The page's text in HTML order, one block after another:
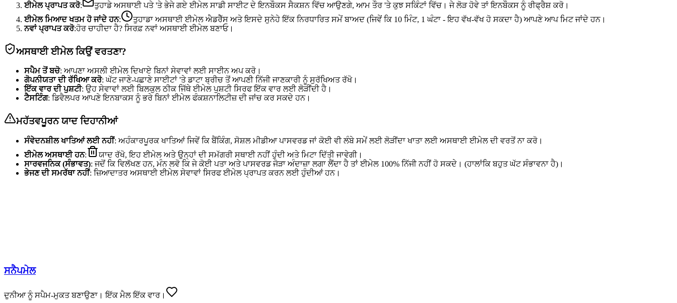
ਈਮੇਲ ਪ੍ਰਾਪਤ ਕਰੋ:
ਤੁਹਾਡੇ ਅਸਥਾਈ ਪਤੇ 'ਤੇ ਭੇਜੇ ਗਏ ਈਮੇਲ ਸਾਡੀ ਸਾਈਟ ਦੇ ਇਨਬੌਕਸ ਸੈਕਸ਼ਨ ਵਿੱਚ ਆਉਣਗੇ, ਆਮ ਤੌਰ 'ਤੇ ਕੁਝ ਸਕਿੰਟਾਂ ਵਿੱਚ। ਜੇ ਲੋੜ ਹੋਵੇ ਤਾਂ ਇਨਬੌਕਸ ਨੂੰ ਰੀਫ੍ਰੈਸ਼ ਕਰੋ।
ਈਮੇਲ ਮਿਆਦ ਖਤਮ ਹੋ ਜਾਂਦੇ ਹਨ:
ਤੁਹਾਡਾ ਅਸਥਾਈ ਈਮੇਲ ਐਡਰੈੱਸ ਅਤੇ ਇਸਦੇ ਸੁਨੇਹੇ ਇੱਕ ਨਿਰਧਾਰਿਤ ਸਮੇਂ ਬਾਅਦ (ਜਿਵੇਂ ਕਿ 10 ਮਿੰਟ, 1 ਘੰਟਾ - ਇਹ ਵੱਖ-ਵੱਖ ਹੋ ਸਕਦਾ ਹੈ) ਆਪਣੇ ਆਪ ਮਿਟ ਜਾਂਦੇ ਹਨ।
ਨਵਾਂ ਪ੍ਰਾਪਤ ਕਰੋ:ਹੋਰ ਚਾਹੀਦਾ ਹੈ? ਸਿਰਫ਼ ਨਵਾਂ ਅਸਥਾਈ ਈਮੇਲ ਬਣਾਓ।
ਅਸਥਾਈ ਈਮੇਲ ਕਿਉਂ ਵਰਤਣਾ?
ਸਪੈਮ ਤੋਂ ਬਚੋ: ਆਪਣਾ ਅਸਲੀ ਈਮੇਲ ਦਿਖਾਏ ਬਿਨਾਂ ਸੇਵਾਵਾਂ ਲਈ ਸਾਈਨ ਅਪ ਕਰੋ।
ਗੋਪਨੀਯਤਾ ਦੀ ਰੱਖਿਆ ਕਰੋ: ਘੱਟ ਜਾਣੇ-ਪਛਾਣੇ ਸਾਈਟਾਂ 'ਤੇ ਡਾਟਾ ਬ੍ਰੀਚ ਤੋਂ ਆਪਣੀ ਨਿੱਜੀ ਜਾਣਕਾਰੀ ਨੂੰ ਸੁਰੱਖਿਅਤ ਰੱਖੋ।
ਇੱਕ ਵਾਰ ਦੀ ਪੁਸ਼ਟੀ: ਉਹ ਸੇਵਾਵਾਂ ਲਈ ਬਿਲਕੁਲ ਠੀਕ ਜਿੱਥੇ ਈਮੇਲ ਪੁਸ਼ਟੀ ਸਿਰਫ ਇੱਕ ਵਾਰ ਲਈ ਲੋੜੀਂਦੀ ਹੈ।
ਟੈਸਟਿੰਗ: ਡਿਵੈਲਪਰ ਆਪਣੇ ਇਨਬਾਕਸ ਨੂੰ ਭਰੇ ਬਿਨਾਂ ਈਮੇਲ ਫੰਕਸ਼ਨਾਲਿਟੀਜ਼ ਦੀ ਜਾਂਚ ਕਰ ਸਕਦੇ ਹਨ।
ਮਹੱਤਵਪੂਰਨ ਯਾਦ ਦਿਹਾਨੀਆਂ
ਸੰਵੇਦਨਸ਼ੀਲ ਖਾਤਿਆਂ ਲਈ ਨਹੀਂ: ਅਹੰਕਾਰਪੂਰਕ ਖਾਤਿਆਂ ਜਿਵੇਂ ਕਿ ਬੈਂਕਿੰਗ, ਸੋਸ਼ਲ ਮੀਡੀਆ ਪਾਸਵਰਡ ਜਾਂ ਕੋਈ ਵੀ ਲੰਬੇ ਸਮੇਂ ਲਈ ਲੋੜੀਂਦਾ ਖਾਤਾ ਲਈ ਅਸਥਾਈ ਈਮੇਲ ਦੀ ਵਰਤੋਂ ਨਾ ਕਰੋ।
ਈਮੇਲ ਅਸਥਾਈ ਹਨ:
ਯਾਦ ਰੱਖੋ, ਇਹ ਈਮੇਲ ਅਤੇ ਉਨ੍ਹਾਂ ਦੀ ਸਮੱਗਰੀ ਸਥਾਈ ਨਹੀਂ ਹੁੰਦੀ ਅਤੇ ਮਿਟਾ ਦਿੱਤੀ ਜਾਵੇਗੀ।
ਸਾਰਵਜਨਿਕ (ਸੰਭਾਵਤ): ਜਦੋਂ ਕਿ ਵਿਲੱਖਣ ਹਨ, ਮੰਨ ਲਵੋ ਕਿ ਜੇ ਕੋਈ ਪਤਾ ਅਤੇ ਪਾਸਵਰਡ ਜੋੜਾ ਅੰਦਾਜ਼ਾ ਲਗਾ ਲੈਂਦਾ ਹੈ ਤਾਂ ਈਮੇਲ 100% ਨਿੱਜੀ ਨਹੀਂ ਹੋ ਸਕਦੇ। (ਹਾਲਾਂਕਿ ਬਹੁਤ ਘੱਟ ਸੰਭਾਵਨਾ ਹੈ)।
ਭੇਜਣ ਦੀ ਸਮਰੱਥਾ ਨਹੀਂ: ਜ਼ਿਆਦਾਤਰ ਅਸਥਾਈ ਈਮੇਲ ਸੇਵਾਵਾਂ ਸਿਰਫ ਈਮੇਲ ਪ੍ਰਾਪਤ ਕਰਨ ਲਈ ਹੁੰਦੀਆਂ ਹਨ।
ਸਨੈਪਮੇਲ
ਦੁਨੀਆ ਨੂੰ ਸਪੈਮ-ਮੁਕਤ ਬਣਾਉਣਾ। ਇੱਕ ਮੈਲ ਇੱਕ ਵਾਰ।